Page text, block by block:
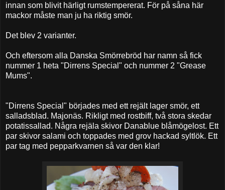
innan som blivit härligt rumstempererat. För på såna här
mackor måste man ju ha riktig smör.
Det blev 2 varianter.
Och eftersom alla Danska Smörrebröd har namn så fick
nummer 1 heta "Dirrens Special" och nummer 2 "Grease
Mums".
"Dirrens Special" börjades med ett rejält lager smör, ett
salladsblad. Majonäs. Rikligt med rostbiff, två stora skedar
potatissallad. Några rejäla skivor Danablue blåmögelost. Ett
par skivor salami och toppades med grov hackad syltlök. Ett
par tag med pepparkvarnen så var den klar!